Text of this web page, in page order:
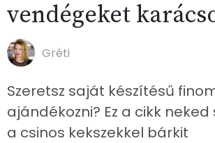
vendégeket
Gréti
Szeretsz saját készítésű
ajándékozni? Ez a cikk neked
a csinos kekszekkel bárkit